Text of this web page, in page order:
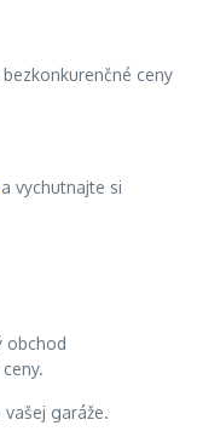
ceny
vychutnajte si
obchod
garáže.